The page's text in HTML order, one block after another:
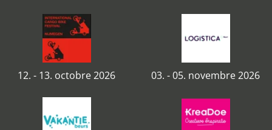
12. - 13. octobre 2026 03. - 05. novembre 2026